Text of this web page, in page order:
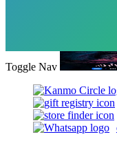
Toggle Nav